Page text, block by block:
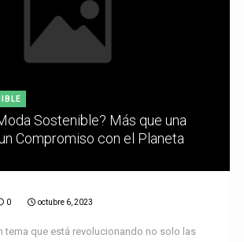
Sostenible? Más que una
Compromiso con el Planeta
0 octubre 6, 2023
tema que está revolucionando no solo las